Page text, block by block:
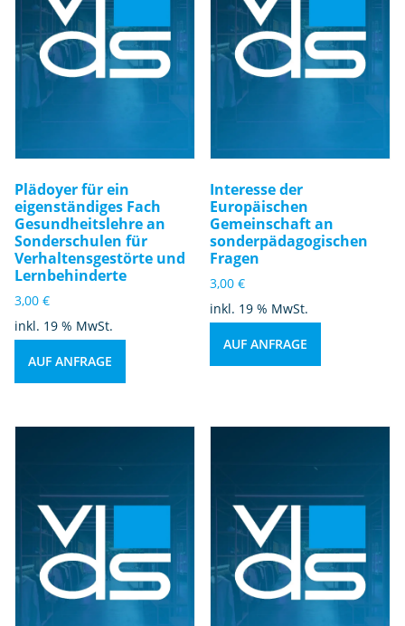
Plädoyer für ein
eigenständiges Fach
Gesundheitslehre an
Sonderschulen für
Verhaltensgestörte und
Lernbehinderte
3,00 €
inkl. 19 % MwSt.
AUF ANFRAGE
Interesse der
Europäischen
Gemeinschaft an
sonderpädagogischen
Fragen
3,00€
inkl. 19 % MwSt.
AUF ANFRAGE